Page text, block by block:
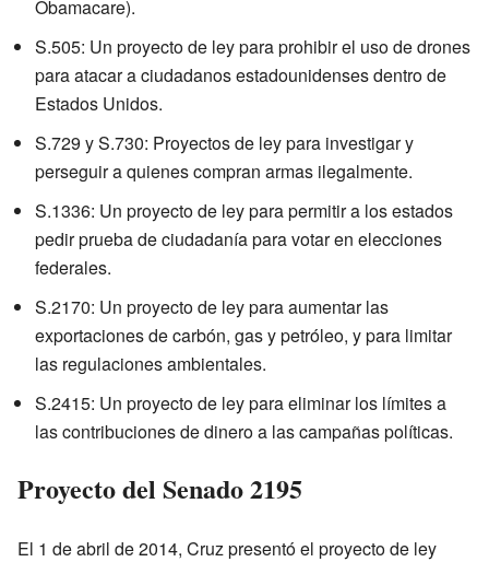
Obamacare).
S.505: Un proyecto de ley para prohibir el uso de drones
para atacar a ciudadanos estadounidenses dentro de
Estados Unidos.
S.729 y S.730: Proyectos de ley para investigar y
perseguir a quienes compran armas ilegalmente.
S.1336: Un proyecto de ley para permitir a los estados
pedir prueba de ciudadanía para votar en elecciones
federales.
S.2170: Un proyecto de ley para aumentar las
exportaciones de carbón, gas y petróleo, y para limitar
las regulaciones ambientales.
S.2415: Un proyecto de ley para eliminar los límites a
las contribuciones de dinero a las campañas políticas.
Proyecto del Senado 2195
El 1 de abril de 2014, Cruz presentó el proyecto de ley